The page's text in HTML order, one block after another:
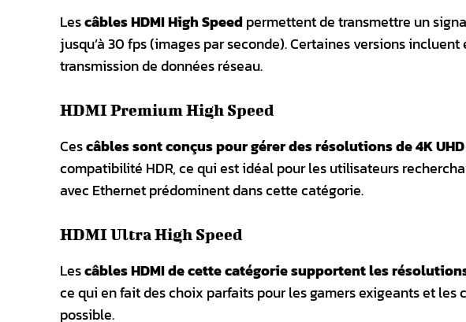
Lescâbles HDMI High Speedpermettent de transmettre un
jusqu’à 30 fps (images par seconde). Certaines versions
transmission de données réseau.
HDMI Premium High Speed
Cescâbles sont conçus pour gérer des résolutions de 4K
compatibilité HDR, ce qui est idéal pour les utilisateurs
avec Ethernet prédominent dans cette catégorie.
HDMI Ultra High Speed
Lescâbles HDMI de cette catégorie supportent les
ce qui en fait des choix parfaits pour les gamers exigeants et
possible.